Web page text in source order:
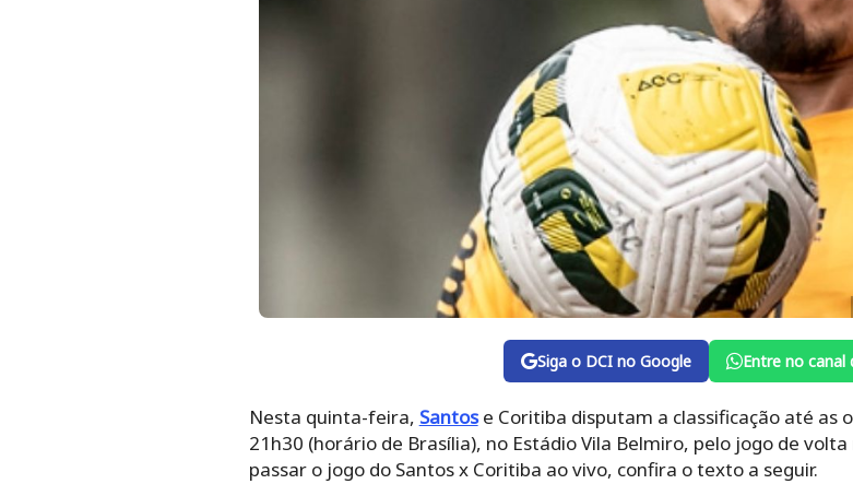
Siga o DCI no Google Entre no canal
Nesta quinta-feira, Santose Coritiba disputam a classificação até as
21h30 (horário de Brasília), no Estádio Vila Belmiro, pelo jogo de
passar o jogo do Santos x Coritiba ao vivo, confira o texto a seguir.